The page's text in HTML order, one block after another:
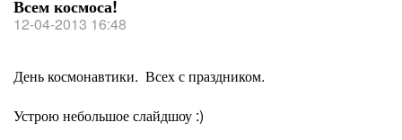
Всем космоса!
12-04-2013 16:48
День космонавтики. Всех с праздником.
Устрою небольшое слайдшоу :)